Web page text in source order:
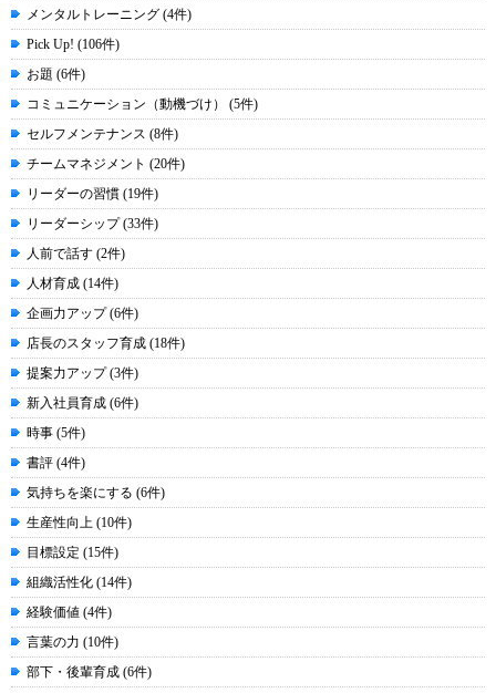
メンタルトレーニング (4件)
Pick Up! (106件)
お題 (6件)
コミュニケーション（動機づけ） (5件)
セルフメンテナンス (8件)
チームマネジメント (20件)
リーダーの習慣 (19件)
リーダーシップ (33件)
人前で話す (2件)
人材育成 (14件)
企画力アップ (6件)
店長のスタッフ育成 (18件)
提案力アップ (3件)
新入社員育成 (6件)
時事 (5件)
書評 (4件)
気持ちを楽にする (6件)
生産性向上 (10件)
目標設定 (15件)
組織活性化 (14件)
経験価値 (4件)
言葉の力 (10件)
部下・後輩育成 (6件)